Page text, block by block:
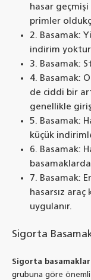
hasar
primler
2. Basamak:
indirim
3. Basamak:
4. Basamak:
de ciddi bir
genellikle
5. Basamak:
küçük
6. Basamak:
7. Basamak:
hasarsız
uygulanır.
Sigorta
Sigorta
grubuna göre